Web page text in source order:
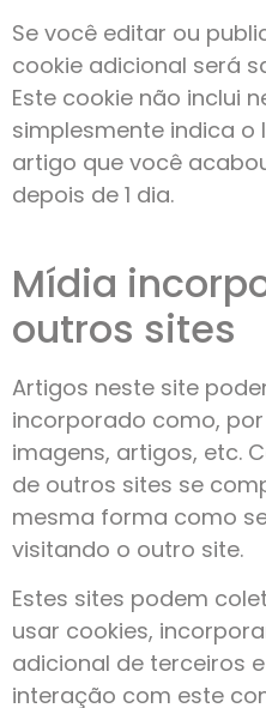
Se você editar ou
cookie adicional será
Este cookie não inclui
simplesmente indica o
artigo que você
depois de 1 dia.
Mídia
outros sites
Artigos neste site
incorporado como,
imagens, artigos, etc.
de outros sites se
mesma forma como
visitando o outro site.
Estes sites podem
usar cookies,
adicional de terceiros
interação com este